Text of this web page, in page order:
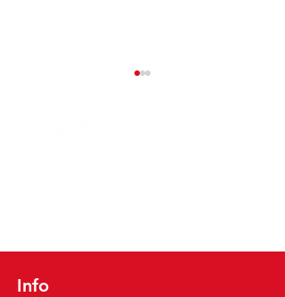
Receta para Ají Pollero
Info